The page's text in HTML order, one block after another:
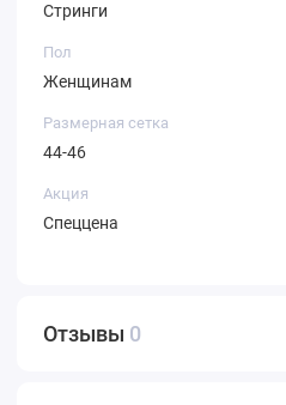
Стринги
Пол
Женщинам
Размерная сетка
44-46
Акция
Спеццена
Отзывы 0